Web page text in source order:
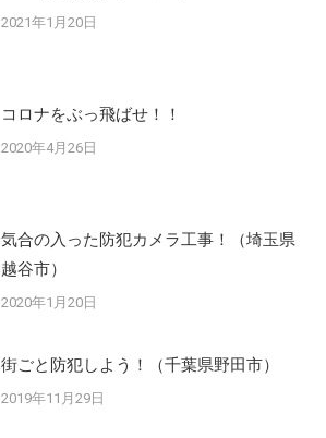
2021年1月20日
コロナをぶっ飛ばせ！！
2020年4月26日
気合の入った防犯カメラ工事！（埼玉県
越谷市）
2020年1月20日
街ごと防犯しよう！（千葉県野田市）
2019年11月29日